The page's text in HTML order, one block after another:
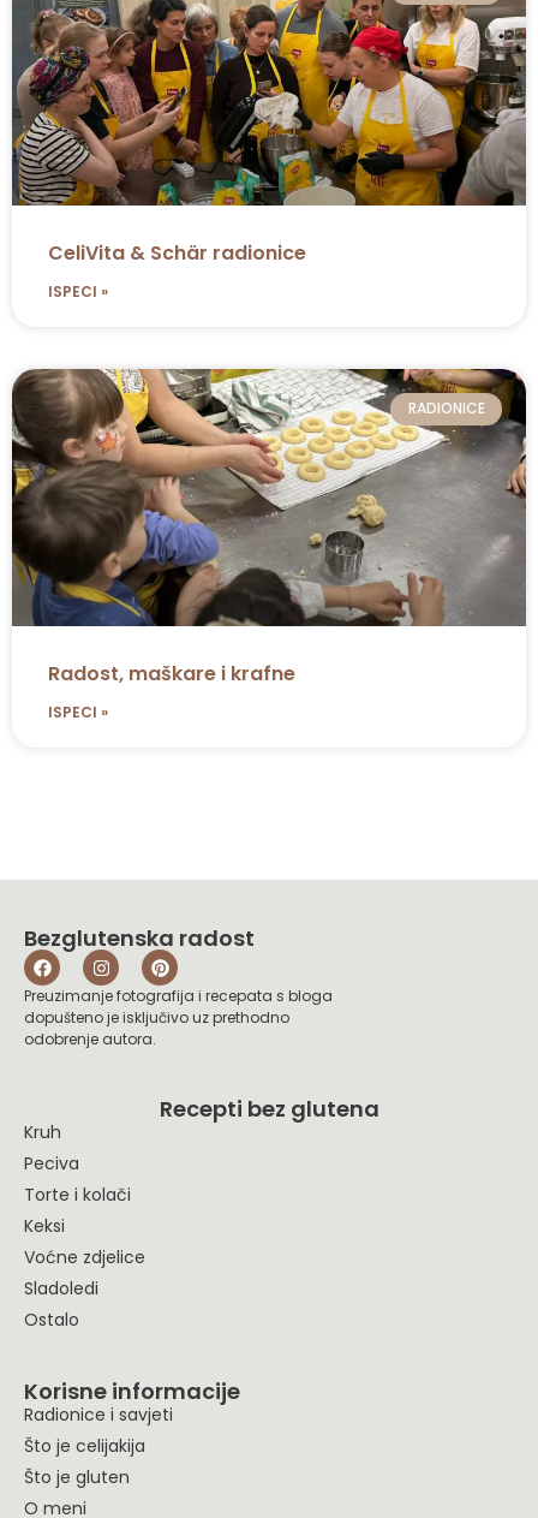
CeliVita & Schär radionice
ISPECI »
RADIONICE
Radost, maškare i krafne
ISPECI »
Bezglutenska radost
Preuzimanje fotografija i recepata s bloga
dopušteno je isključivo uz prethodno
odobrenje autora.
Recepti bez glutena
Kruh
Peciva
Torte i kolači
Keksi
Voćne zdjelice
Sladoledi
Ostalo
Korisne informacije
Radionice i savjeti
Što je celijakija
Što je gluten
O meni